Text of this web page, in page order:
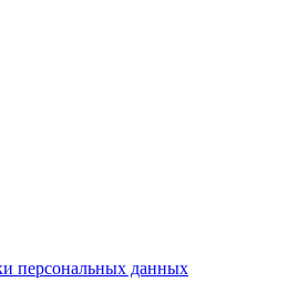
персональных данных